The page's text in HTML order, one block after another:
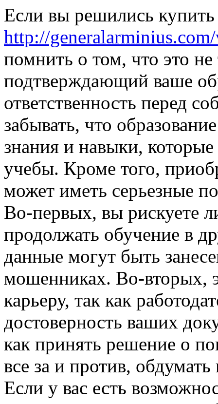
Если вы решились купить
http://
помнить о том, что это не
подтверждающий ваше
ответственность перед
забывать, что
знания и навыки,
учебы. Кроме того,
может иметь серьезные
Во-первых, вы рискуете
продолжать обучение в
данные могут быть
мошенниках. Во-вторых,
карьеру, так как
достоверность ваших
как принять решение о
все за и против,
Если у вас есть